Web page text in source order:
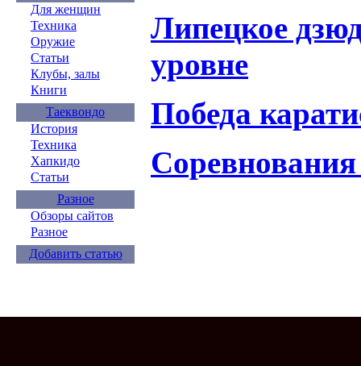
Для женщин
Техника
Оружие
Статьи
Клубы, залы
Книги
Таеквондо
История
Техника
Хапкидо
Статьи
Разное
Обзоры сайтов
Разное
Добавить статью
Липецкое
уровне
Победа
Соревнования